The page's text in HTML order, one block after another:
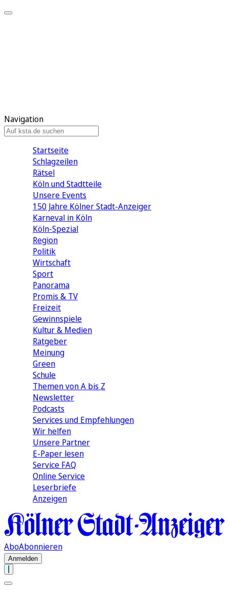
Navigation
Startseite
Schlagzeilen
Rätsel
Köln und Stadtteile
Unsere Events
150 Jahre Kölner Stadt-Anzeiger
Karneval in Köln
Köln-Spezial
Region
Politik
Wirtschaft
Sport
Panorama
Promis & TV
Freizeit
Gewinnspiele
Kultur & Medien
Ratgeber
Meinung
Green
Schule
Themen von A bis Z
Newsletter
Podcasts
Services und Empfehlungen
Wir helfen
Unsere Partner
E-Paper lesen
Service FAQ
Online Service
Leserbriefe
Anzeigen
AboAbonnieren
Anmelden